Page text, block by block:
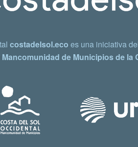
costadelsol.eco es una iniciativa
Mancomunidad de Municipios de la